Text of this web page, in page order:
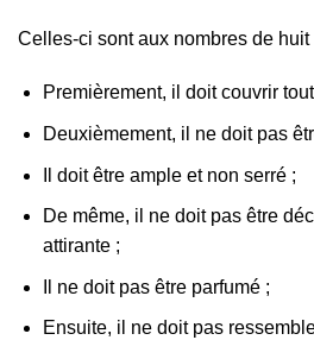
Celles-ci sont aux nombres de huit
Premièrement, il doit couvrir
Deuxièmement, il ne doit pas
Il doit être ample et non serré ;
De même, il ne doit pas être
attirante ;
Il ne doit pas être parfumé ;
Ensuite, il ne doit pas